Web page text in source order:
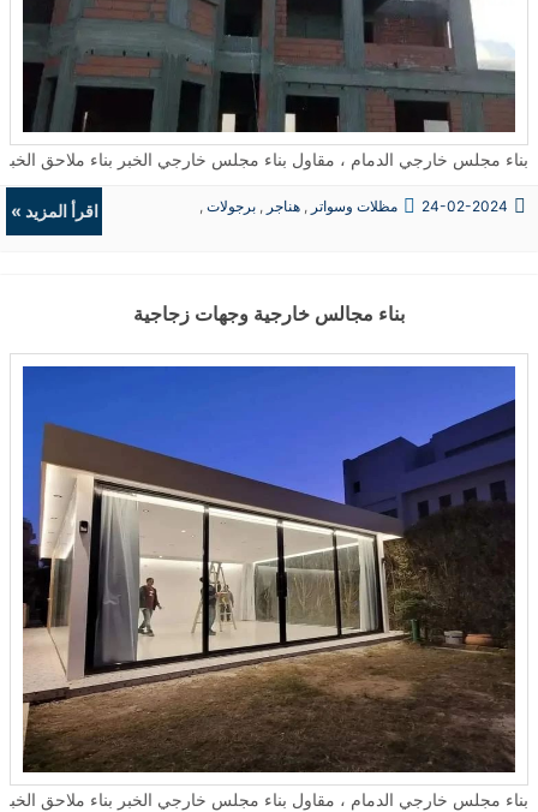
بناء مجلس خارجي الدمام ، مقاول بناء مجلس خارجي الخبر بناء ملاحق الخبر ، بناء ملحق خارجي جاهز , شركة
24-02-2024 مظلات وسواتر , هناجر , برجولات ,
اقرأ المزيد »
بناء مجالس خارجية وجهات زجاجية
بناء مجلس خارجي الدمام ، مقاول بناء مجلس خارجي الخبر بناء ملاحق الخبر ، بناء ملحق خارجي جاهز , شركة